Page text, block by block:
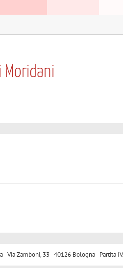
Moridani
Via Zamboni, 33 - 40126 Bologna - Partita